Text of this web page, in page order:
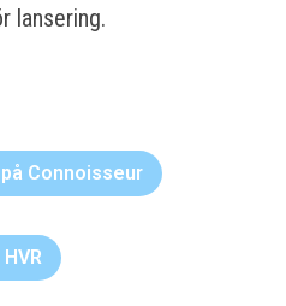
lansering.
Connoisseur